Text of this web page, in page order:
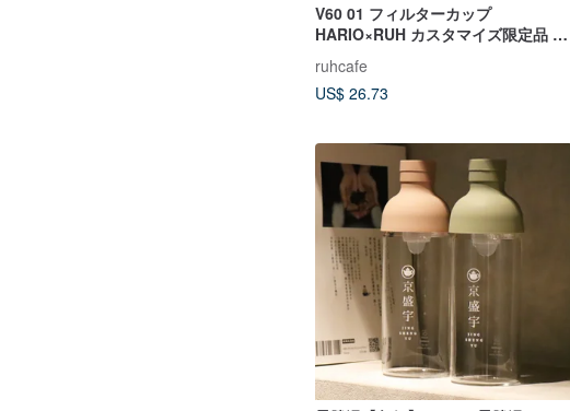
V60 01 フィルターカップ
HARIO×RUH カスタマイズ限定品 日
2カップ
ruhcafe
US$ 26.73